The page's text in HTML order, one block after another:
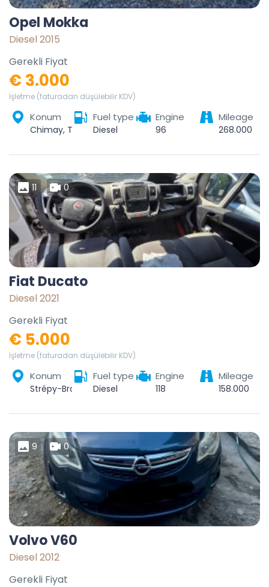
Opel Mokka
Diesel 2015
Gerekli Fiyat
€ 3.000
İşletme (faturadan düşülebilir KDV)
Konum Fuel type
Diesel
Engine
96
Mileage
268.000
11 0
Fiat Ducato
Diesel 2021
Gerekli Fiyat
€ 5.000
İşletme (faturadan düşülebilir KDV)
Konum Fuel type
Diesel
Engine
118
Mileage
158.000
9 0
Volvo V60
Diesel 2012
Gerekli Fiyat